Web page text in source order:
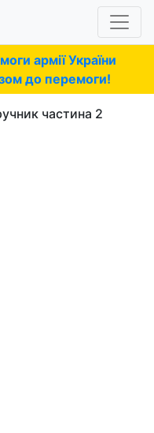
армії України
до перемоги!
частина 2